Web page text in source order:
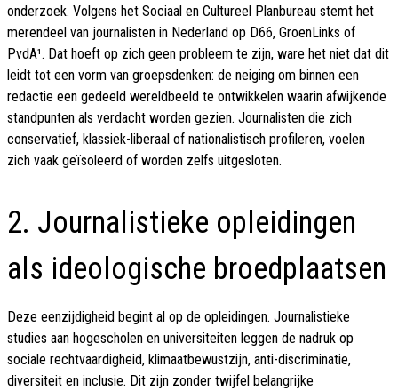
onderzoek. Volgens het Sociaal en Cultureel Planbureau stemt het
merendeel van journalisten in Nederland op D66, GroenLinks of
PvdA¹. Dat hoeft op zich geen probleem te zijn, ware het niet dat dit
leidt tot een vorm van groepsdenken: de neiging om binnen een
redactie een gedeeld wereldbeeld te ontwikkelen waarin afwijkende
standpunten als verdacht worden gezien. Journalisten die zich
conservatief, klassiek-liberaal of nationalistisch profileren, voelen
zich vaak geïsoleerd of worden zelfs uitgesloten.
2. Journalistieke opleidingen
als ideologische broedplaatsen
Deze eenzijdigheid begint al op de opleidingen. Journalistieke
studies aan hogescholen en universiteiten leggen de nadruk op
sociale rechtvaardigheid, klimaatbewustzijn, anti-discriminatie,
diversiteit en inclusie. Dit zijn zonder twijfel belangrijke